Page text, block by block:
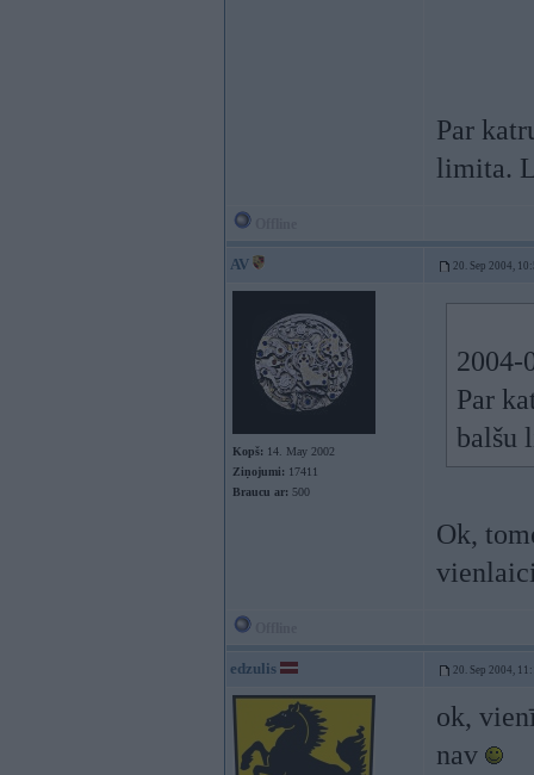
Par
limita.
AV 20. Sep 2004,
Kopš: 14. May 2002
Ziņojumi: 17411
Braucu ar: 500
2004-
Par
balšu
Ok,
edzulis 20. Sep 2004,
ok,
nav